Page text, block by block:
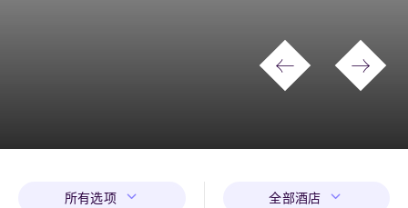
所有选项 全部酒店